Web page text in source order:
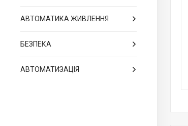
АВТОМАТИКА ЖИВЛЕННЯ
БЕЗПЕКА
АВТОМАТИЗАЦІЯ